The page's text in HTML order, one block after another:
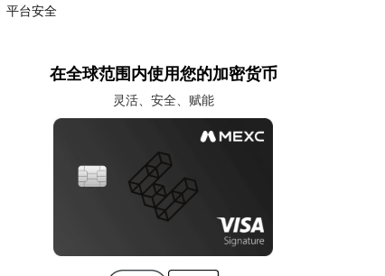
平台安全
在全球范围内使用您的加密货币
灵活、安全、赋能